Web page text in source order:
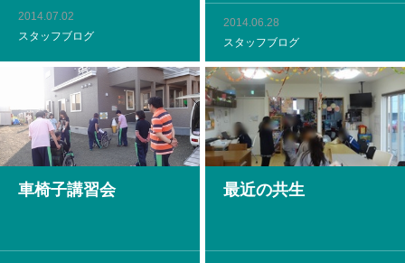
2014.07.02
スタッフブログ
2014.06.28
スタッフブログ
車椅子講習会 最近の共生